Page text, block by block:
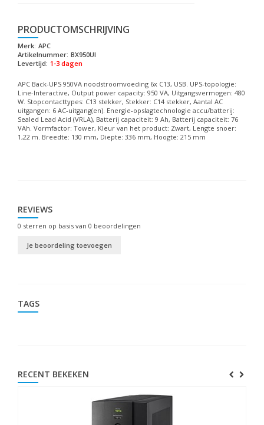
PRODUCTOMSCHRIJVING
Merk: APC
Artikelnummer: BX950UI
Levertijd: 1-3 dagen
APC Back-UPS 950VA noodstroomvoeding 6x C13, USB. UPS-topologie:
Line-Interactive, Output power capacity: 950 VA, Uitgangsvermogen: 480
W. Stopcontacttypes: C13 stekker, Stekker: C14 stekker, Aantal AC
uitgangen: 6 AC-uitgang(en). Energie-opslagtechnologie accu/batterij:
Sealed Lead Acid (VRLA), Batterij capaciteit: 9 Ah, Batterij capaciteit: 76
VAh. Vormfactor: Tower, Kleur van het product: Zwart, Lengte snoer:
1,22 m. Breedte: 130 mm, Diepte: 336 mm, Hoogte: 215 mm
REVIEWS
0 sterren op basis van 0 beoordelingen
Je beoordeling toevoegen
TAGS
RECENT BEKEKEN